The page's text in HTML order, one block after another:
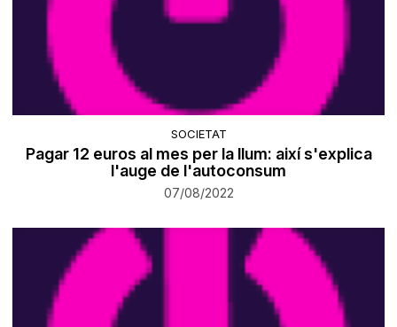
SOCIETAT
Pagar 12 euros al mes per la llum: així s'explica
l'auge de l'autoconsum
07/08/2022